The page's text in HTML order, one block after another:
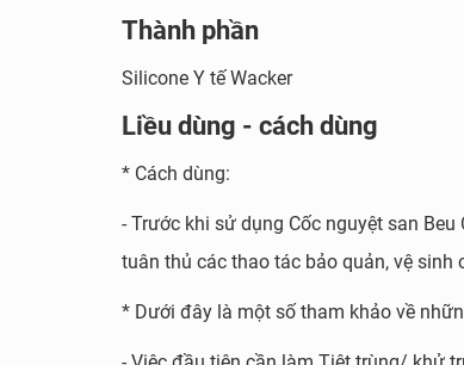
Thành phần
Silicone Y tế Wacker
Liều dùng - cách dùng
* Cách dùng:
- Trước khi sử dụng Cốc nguyệt san
tuân thủ các thao tác bảo quản, vệ sinh
* Dưới đây là một số tham khảo về